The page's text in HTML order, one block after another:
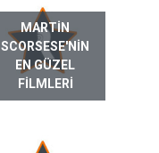
MARTIN
SCORSESE'NIN
EN GÜZEL
FILMLERI